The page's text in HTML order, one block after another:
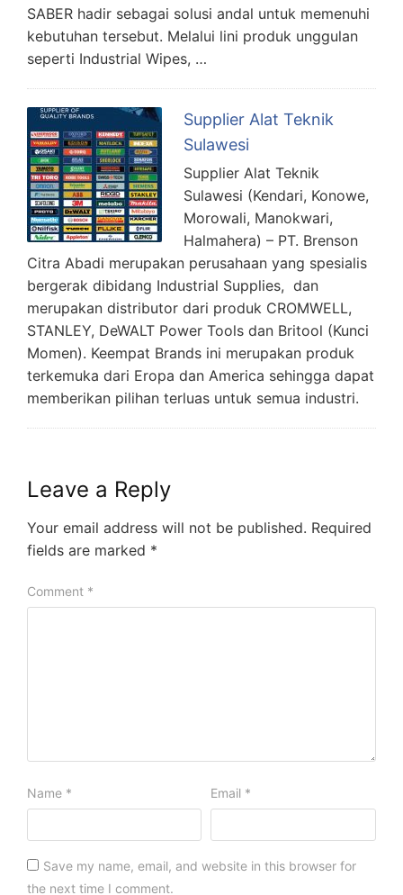
SABER hadir sebagai solusi andal untuk memenuhi
kebutuhan tersebut. Melalui lini produk unggulan
seperti Industrial Wipes, …
Supplier Alat Teknik
Sulawesi
Supplier Alat Teknik
Sulawesi (Kendari, Konowe,
Morowali, Manokwari,
Halmahera) – PT. Brenson
Citra Abadi merupakan perusahaan yang spesialis
bergerak dibidang Industrial Supplies, dan
merupakan distributor dari produk CROMWELL,
STANLEY, DeWALT Power Tools dan Britool (Kunci
Momen). Keempat Brands ini merupakan produk
terkemuka dari Eropa dan America sehingga dapat
memberikan pilihan terluas untuk semua industri.
Leave a Reply
Your email address will not be published. Required
fields are marked *
Comment *
Name * Email *
Save my name, email, and website in this browser for
the next time I comment.